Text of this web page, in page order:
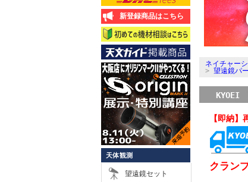
新登録商品はこちら
天体観測
望遠鏡セット
ネイチャー
> 望遠鏡パ
KYOEI
【即納】
クラン